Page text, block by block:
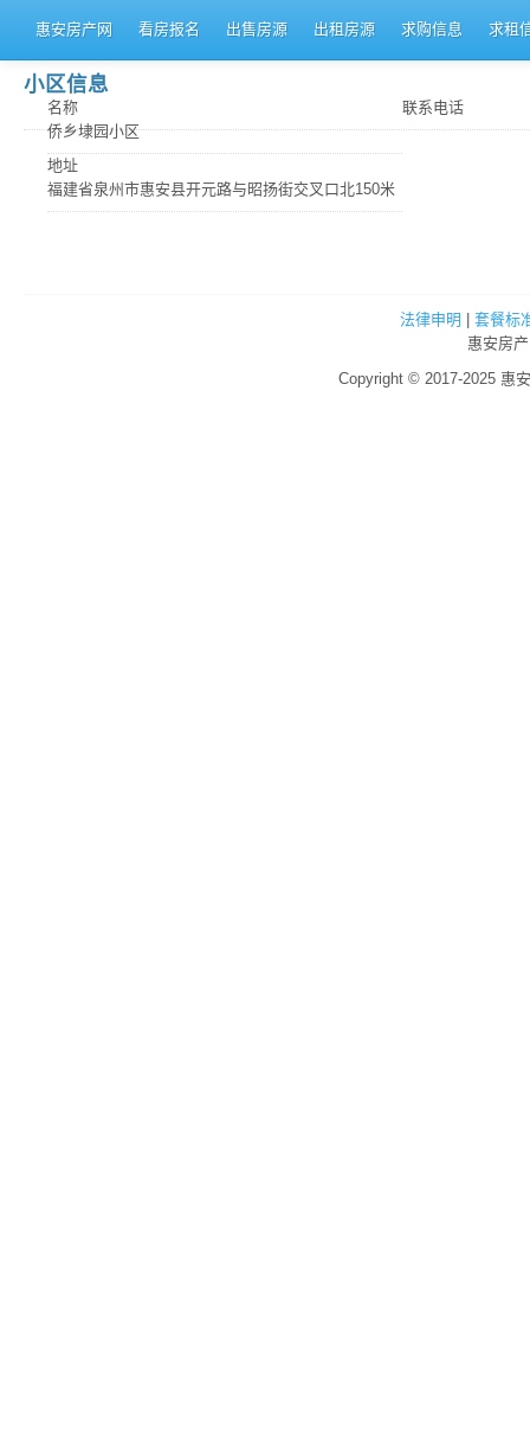
惠安房产网 看房报名 出售房源 出租房源 求购信息 求租
小区信息
名称
侨乡埭园小区
地址
福建省泉州市惠安县开元路与昭扬街交叉口北150米
联系电话
法律申明
套餐标
惠安房
Copyright © 2017-2025 惠